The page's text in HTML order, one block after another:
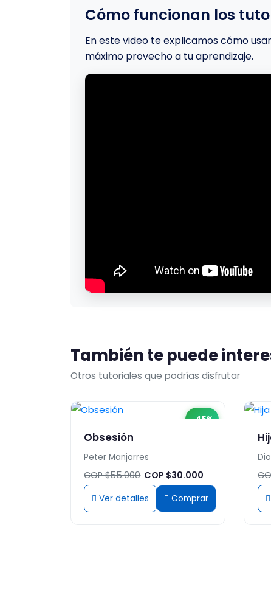
Cómo funcionan los
En este video te explicamos cómo
máximo provecho a tu aprendizaje.
También te puede
Otros tutoriales que podrías disfrutar
-45%
Obsesión
Peter Manjarres
COP $55.000 COP $30.000
Ver detalles Comprar